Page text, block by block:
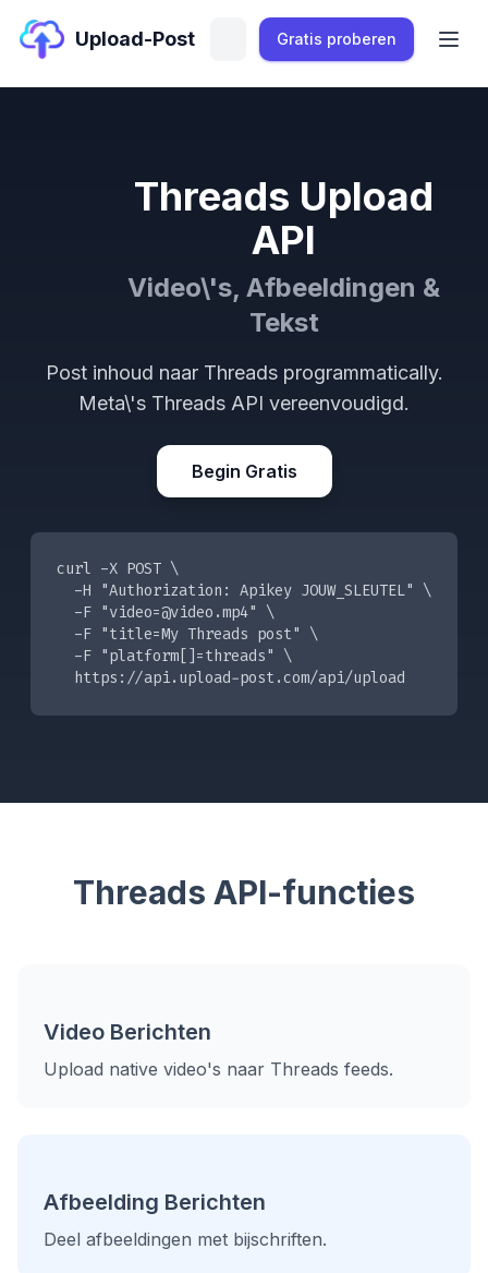
Upload-Post Gratis proberen
Threads Upload
API
Video\'s, Afbeeldingen &
Tekst
Post inhoud naar Threads programmatically.
Meta\'s Threads API vereenvoudigd.
Begin Gratis
curl -X POST \
  -H "Authorization: Apikey JOUW_SLEUTEL" \
  -F "
video=@video.mp4" \
  -F "title=My Threads post" \
  -F "platform[]=threads" \
  https://api.upload-post.com/api/upload
Threads API-functies
Video Berichten
Upload native video's naar Threads feeds.
Afbeelding Berichten
Deel afbeeldingen met bijschriften.